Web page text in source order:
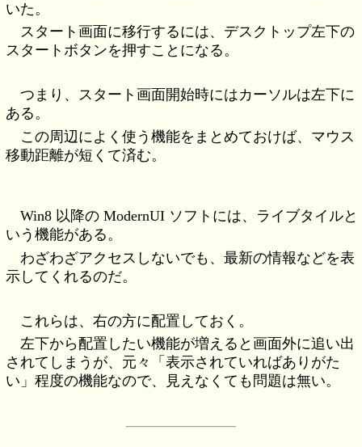
いた。
スタート画面に移行するには、デスクトップ左下の
スタートボタンを押すことになる。
つまり、スタート画面開始時にはカーソルは左下に
ある。
この周辺によく使う機能をまとめておけば、マウス
移動距離が短くて済む。
Win8 以降の ModernUI ソフトには、ライブタイルと
いう機能がある。
わざわざアクセスしないでも、最新の情報などを表
示してくれるのだ。
これらは、右の方に配置しておく。
左下から配置したい機能が増えると画面外に追い出
されてしまうが、元々「表示されていればありがた
い」程度の機能なので、見えなくても問題は無い。